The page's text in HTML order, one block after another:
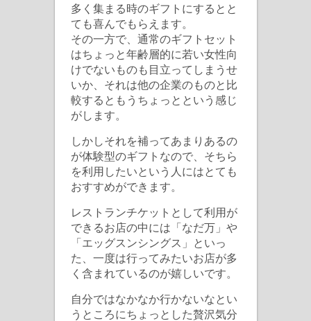
多く集まる時のギフトにするとと
ても喜んでもらえます。
その一方で、通常のギフトセット
はちょっと年齢層的に若い女性向
けでないものも目立ってしまうせ
いか、それは他の企業のものと比
較するともうちょっとという感じ
がします。
しかしそれを補ってあまりあるの
が体験型のギフトなので、そちら
を利用したいという人にはとても
おすすめができます。
レストランチケットとして利用が
できるお店の中には「なだ万」や
「エッグスンシングス」といっ
た、一度は行ってみたいお店が多
く含まれているのが嬉しいです。
自分ではなかなか行かないなとい
うところにちょっとした贅沢気分